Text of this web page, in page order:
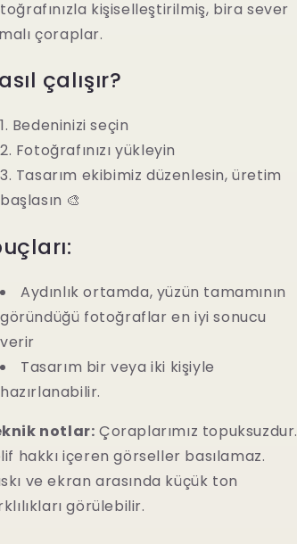
kişiselleştirilmiş, bira sever
çoraplar.
çalışır?
Bedeninizi seçin
Fotoğrafınızı yükleyin
Tasarım ekibimiz düzenlesin, üretim
başlasın 🎨
Aydınlık ortamda, yüzün tamamının
göründüğü fotoğraflar en iyi sonucu
verir
Tasarım bir veya iki kişiyle
hazırlanabilir.
notlar: Çoraplarımız topuksuzdur.
hakkı içeren görseller basılamaz.
ve ekran arasında küçük ton
görülebilir.